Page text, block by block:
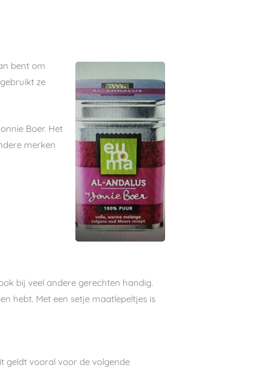
bent om
ze
Boer. Het
merken
bij veel andere gerechten handig.
hebt. Met een setje maatlepeltjes is
geldt vooral voor de volgende